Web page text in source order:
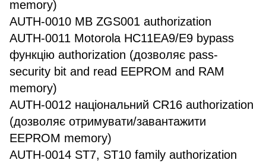
memory)
AUTH-0010 MB ZGS001 authorization
AUTH-0011 Motorola HC11EA9/E9 bypass
функцію authorization (дозволяє pass-
security bit and read EEPROM and RAM
memory)
AUTH-0012 національний CR16 authorization
(дозволяє отримувати/завантажити
EEPROM memory)
AUTH-0014 ST7, ST10 family authorization